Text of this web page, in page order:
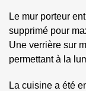
Le mur porteur
supprimé pour
Une verrière sur
permettant à la
La cuisine a été